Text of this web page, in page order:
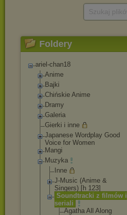
Foldery
ariel-chan18
Anime
Bajki
Chińskie Anime
Dramy
Galeria
Gierki i inne
Japanese Wordplay Good
Voice for Women
Mangi
Muzyka
Inne
J-Music (Anime &
Singers) [h 123]
Soundtracki z filmów i
seriali
Agatha All Along